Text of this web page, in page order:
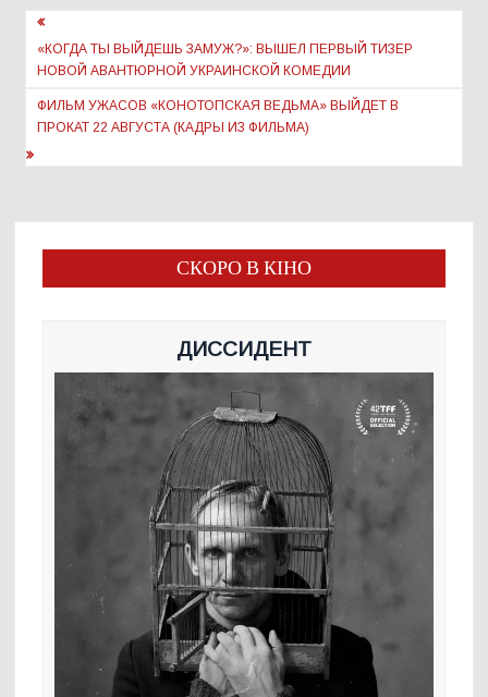
Навигация
по
записям
«КОГДА ТЫ ВЫЙДЕШЬ ЗАМУЖ?»: ВЫШЕЛ ПЕРВЫЙ ТИЗЕР
НОВОЙ АВАНТЮРНОЙ УКРАИНСКОЙ КОМЕДИИ
ФИЛЬМ УЖАСОВ «КОНОТОПСКАЯ ВЕДЬМА» ВЫЙДЕТ В
ПРОКАТ 22 АВГУСТА (КАДРЫ ИЗ ФИЛЬМА)
СКОРО В КІНО
ДИССИДЕНТ